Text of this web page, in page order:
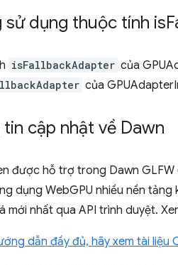
sử dụng thuộc tính is
isFallbackAdapter của
của
cập nhật về Dawn
được hỗ trợ trong Dawn
dụng WebGPU nhiều nền tảng
mới nhất qua API trình duyệt.
dẫn đầy đủ, hãy xem tài liệu